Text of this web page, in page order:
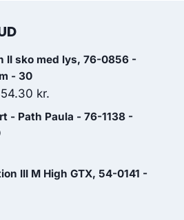
II sko med lys, 76-0856 -
- 30
kr..
kr.
aktuelle
454.30 kr..
- Path Paula - 76-1138 -
III M High GTX, 54-0141 -